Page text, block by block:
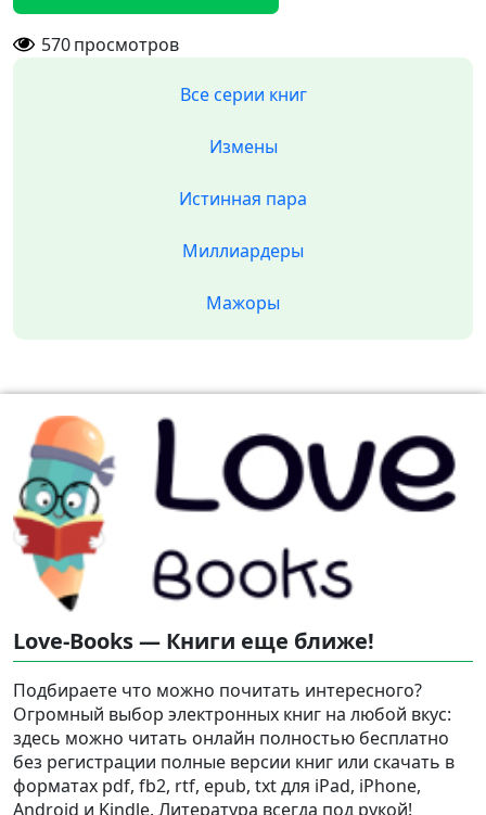
570просмотров
Все серии книг
Измены
Истинная пара
Миллиардеры
Мажоры
Love-Books — Книги еще ближе!
Подбираете что можно почитать интересного?
Огромный выбор электронных книг на любой вкус:
здесь можно читать онлайн полностью бесплатно
без регистрации полные версии книг или скачать в
форматах pdf, fb2, rtf, epub, txt для iPad, iPhone,
Android и Kindle. Литература всегда под рукой!